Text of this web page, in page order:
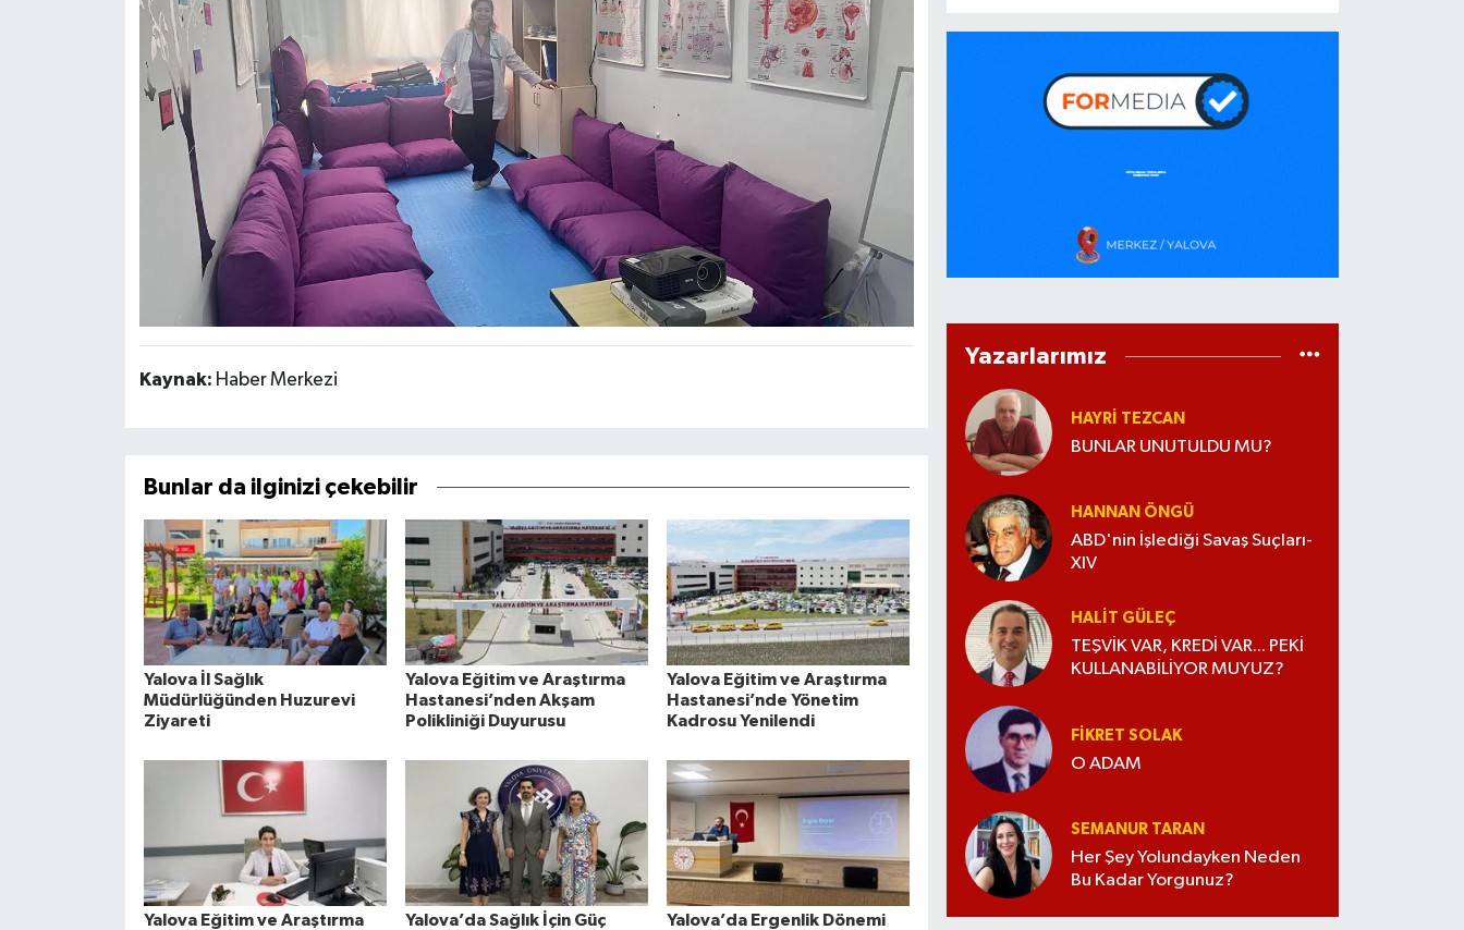
Kaynak: Haber Merkezi
Bunlar da ilginizi çekebilir
Yalova İl Sağlık
Müdürlüğünden Huzurevi
Ziyareti
Yalova Eğitim ve Araştırma
Hastanesi’nden Akşam
Polikliniği Duyurusu
Yalova Eğitim ve Araştırma
Hastanesi’nde Yönetim
Kadrosu Yenilendi
Yalova Eğitim ve Araştırma
Yalova’da Sağlık İçin Güç
Yalova’da Ergenlik Dönemi
Yazarlarımız
HAYRI TEZCAN
BUNLAR UNUTULDU MU?
HANNAN ÖNGÜ
ABD'nin İşlediği Savaş Suçları-
XIV
HALIT GÜLEÇ
TEŞVİK VAR, KREDİ VAR... PEKİ
KULLANABİLİYOR MUYUZ?
FIKRET SOLAK
O ADAM
SEMANUR TARAN
Her Şey Yolundayken Neden
Bu Kadar Yorgunuz?